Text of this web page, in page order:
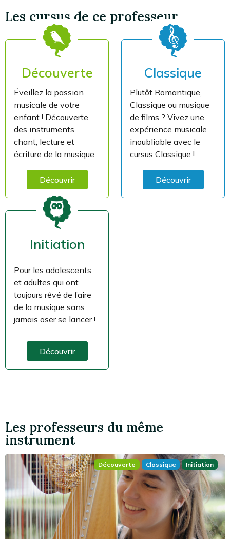
Les cursus de ce professeur
Découverte
Éveillez la passion
musicale de votre
enfant ! Découverte
des instruments,
chant, lecture et
écriture de la musique
Découvrir
Classique
Plutôt Romantique,
Classique ou musique
de films ? Vivez une
expérience musicale
inoubliable avec le
cursus Classique !
Découvrir
Initiation
Pour les adolescents
et adultes qui ont
toujours rêvé de faire
de la musique sans
jamais oser se lancer !
Découvrir
Les professeurs du même
instrument
Initiation
Classique
Découverte